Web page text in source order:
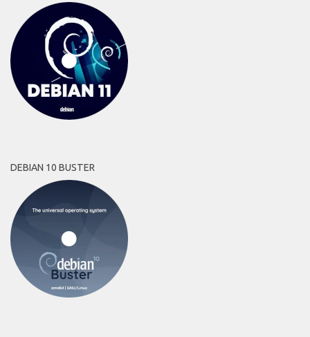
DEBIAN 10 BUSTER